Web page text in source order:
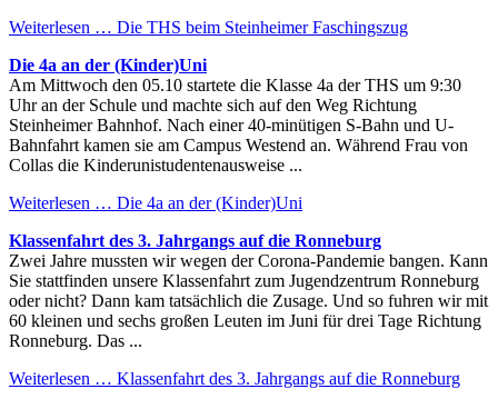
Weiterlesen … Die THS beim Steinheimer Faschingszug
Die 4a an der (Kinder)Uni
Am Mittwoch den 05.10 startete die Klasse 4a der THS um 9:30
Uhr an der Schule und machte sich auf den Weg Richtung
Steinheimer Bahnhof. Nach einer 40-minütigen S-Bahn und U-
Bahnfahrt kamen sie am Campus Westend an. Während Frau von
Collas die Kinderunistudentenausweise ...
Weiterlesen … Die 4a an der (Kinder)Uni
Klassenfahrt des 3. Jahrgangs auf die Ronneburg
Zwei Jahre mussten wir wegen der Corona-Pandemie bangen. Kann
Sie stattfinden unsere Klassenfahrt zum Jugendzentrum Ronneburg
oder nicht? Dann kam tatsächlich die Zusage. Und so fuhren wir mit
60 kleinen und sechs großen Leuten im Juni für drei Tage Richtung
Ronneburg. Das ...
Weiterlesen … Klassenfahrt des 3. Jahrgangs auf die Ronneburg